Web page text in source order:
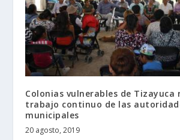
Colonias vulnerables de Tizayuca
trabajo continuo de las
municipales
20 agosto, 2019